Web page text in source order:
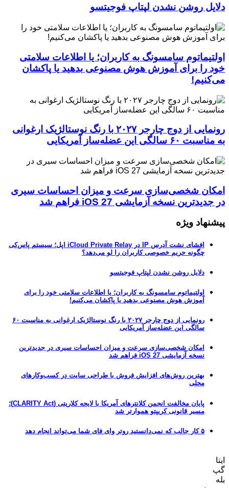
دلایل روشن نشدن لپتاپ فوجیتسو
اولتیماتوم سامسونگ به کاربران؛ یا اطلاعات سلامتی
خود را برای آموزش هوش مصنوعی بدهید یا پاکشان
می‌کنیم!
رونمایی از دوج چارجر ۲۰۲۷ با رنگ نوستالژیک ارغوانی
به مناسبت ۶۰ سالگی این عضله‌ساز آمریکایی
امکان شخصی‌سازی سرعت و میزان احساسات سیری
در جدیدترین نسخه آزمایشی iOS 27 فراهم شد
پیشنهاد ویژه
افشای نشت آدرس IP در iCloud Private Relay اپل؛ سیستم پاس‌کی
چگونه حریم خصوصی کاربران را لو می‌دهد؟
دلایل روشن نشدن لپتاپ فوجیتسو
اولتیماتوم سامسونگ به کاربران؛ یا اطلاعات سلامتی خود را برای
آموزش هوش مصنوعی بدهید یا پاکشان می‌کنیم!
رونمایی از دوج چارجر ۲۰۲۷ با رنگ نوستالژیک ارغوانی به مناسبت ۶۰
سالگی این عضله‌ساز آمریکایی
امکان شخصی‌سازی سرعت و میزان احساسات سیری در جدیدترین
نسخه آزمایشی iOS 27 فراهم شد
بهترین روش‌های افزایش فروش با طراحی سایت در کسب‌وکارهای
محلی
پایان مخالفت انجمن کلانترهای آمریکا با لایحه کلاریتی (CLARITY Act)؛
مسیر قانونی کریپتو هموارتر شد
۵ کار جالب که نمی‌دانستید روتر وای فای شما می‌تواند انجام دهد
ایتا
گپ
بله